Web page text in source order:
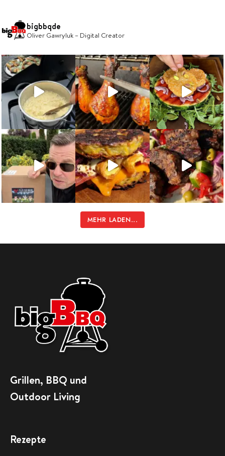
bigbbqde
Oliver Gawryluk – Digital Creator
MEHR LADEN...
Grillen, BBQ und
Outdoor Living
Rezepte